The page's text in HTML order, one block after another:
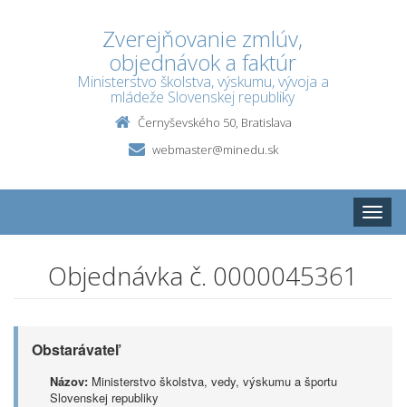
Zverejňovanie zmlúv,
objednávok a faktúr
Ministerstvo školstva, výskumu, vývoja a
mládeže Slovenskej republiky
Černyševského 50, Bratislava
webmaster@minedu.sk
Toggle
Objednávka č. 0000045361
Obstarávateľ
Názov: Ministerstvo školstva, vedy, výskumu a športu
Slovenskej republiky